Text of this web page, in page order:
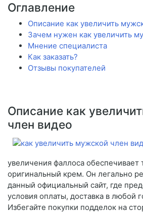
Оглавление
Описание как увеличить
Зачем нужен как увеличить
Мнение специалиста
Как заказать?
Отзывы покупателей
Описание как
член видео
увеличения фаллоса обеспечивает
оригинальный крем. Он легально
данный официальный сайт, где
условия оплаты, доставка в любой
Избегайте покупки подделок на